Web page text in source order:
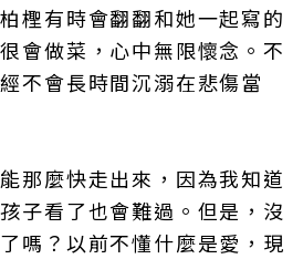
檉有時會翻翻和她一起寫的
會做菜，心中無限懷念。不
不會長時間沉溺在悲傷當
那麼快走出來，因為我知道
子看了也會難過。但是，沒
嗎？以前不懂什麼是愛，現